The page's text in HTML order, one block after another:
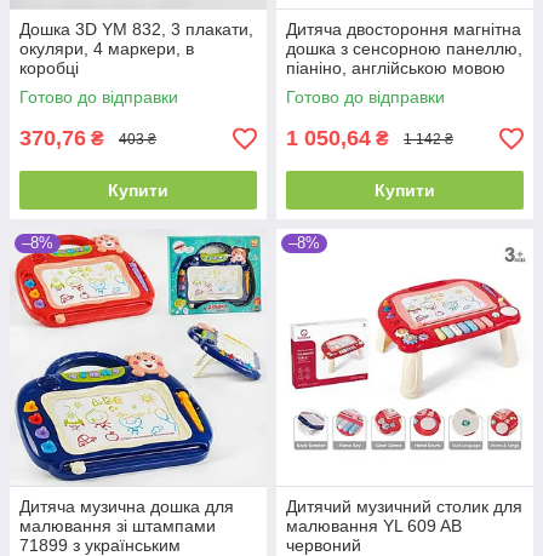
Дошка 3D YM 832, 3 плакати,
окуляри, 4 маркери, в
коробці
Готово до відправки
370,76 ₴ 403 ₴
Купити
Дитяча двостороння магнітна
дошка з сенсорною панеллю,
піаніно, англійською мовою
648 A-65
Готово до відправки
1 050,64 ₴ 1 142 ₴
Купити
–8%
Дитяча музична дошка для
малювання зі штампами
71899 з українським
–8%
Дитячий музичний столик для
малювання YL 609 AB
червоний